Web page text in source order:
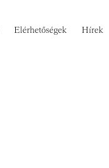
Elérhetőségek Hírek